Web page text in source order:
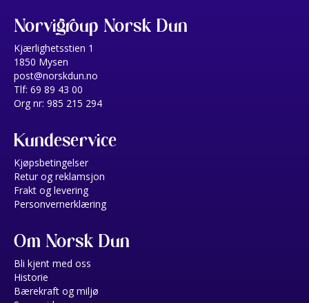
Norvigroup Norsk Dun
Kjærlighetsstien 1
1850 Mysen
post@norskdun.no
Tlf: 69 89 43 00
Org nr: 985 215 294
Kundeservice
Kjøpsbetingelser
Retur og reklamsjon
Frakt og levering
Personvernerklæring
Om Norsk Dun
Bli kjent med oss
Historie
Bærekraft og miljø